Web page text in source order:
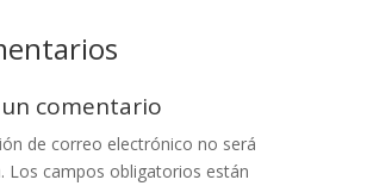
comentario
de correo electrónico no será
Los campos obligatorios están